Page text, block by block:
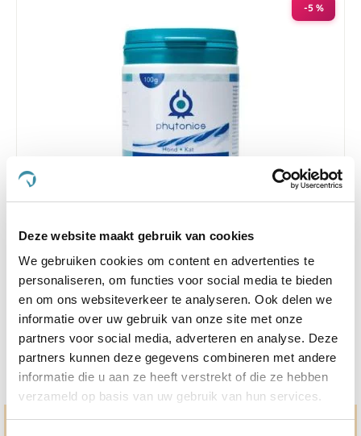
Deze website maakt gebruik van cookies
We gebruiken cookies om content en advertenties te
personaliseren, om functies voor social media te bieden
en om ons websiteverkeer te analyseren. Ook delen we
informatie over uw gebruik van onze site met onze
partners voor social media, adverteren en analyse. Deze
partners kunnen deze gegevens combineren met andere
informatie die u aan ze heeft verstrekt of die ze hebben
verzameld op basis van uw gebruik van hun services.
-5 %
star
rating
Phytonics Gluco Balance 100 g Hond/Kat
Nog maar 4 beschikbaar
€ 25,59 € 24,31